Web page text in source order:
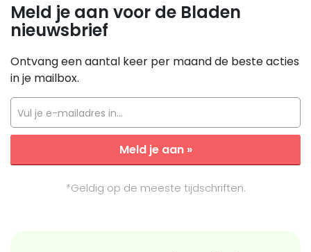
Meld je aan voor de Bladen
nieuwsbrief
Ontvang een aantal keer per maand de beste acties
in je mailbox.
Vul je e-mailadres in...
Meld je aan »
*Geldig op de meeste tijdschriften.